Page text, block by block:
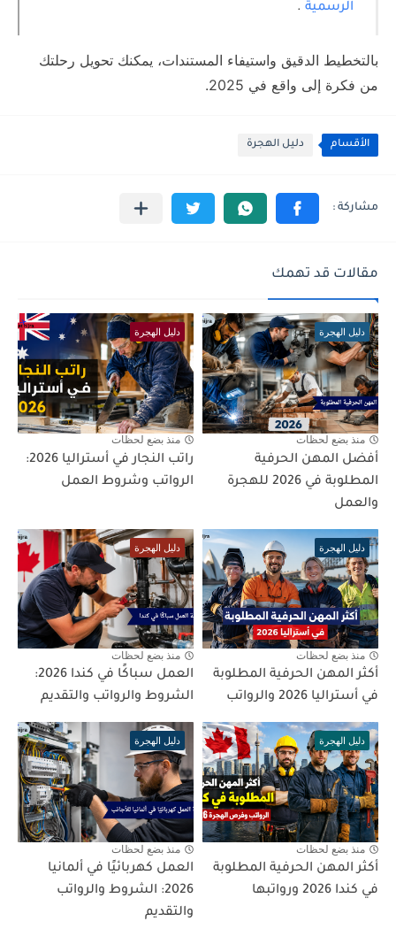
الرسمية .
بالتخطيط الدقيق واستيفاء المستندات، يمكنك تحويل رحلتك
من فكرة إلى واقع في 2025.
الأقسام دليل الهجرة
مقالات قد تهمك
دليل الهجرة
منذ بضع لحظات
أفضل المهن الحرفية
المطلوبة في 2026 للهجرة
والعمل
دليل الهجرة
منذ بضع لحظات
راتب النجار في أستراليا 2026:
الرواتب وشروط العمل
دليل الهجرة
منذ بضع لحظات
أكثر المهن الحرفية المطلوبة
في أستراليا 2026 والرواتب
دليل الهجرة
منذ بضع لحظات
العمل سباكًا في كندا 2026:
الشروط والرواتب والتقديم
دليل الهجرة
منذ بضع لحظات
أكثر المهن الحرفية المطلوبة
في كندا 2026 ورواتبها
دليل الهجرة
منذ بضع لحظات
العمل كهربائيًا في ألمانيا
2026: الشروط والرواتب
والتقديم